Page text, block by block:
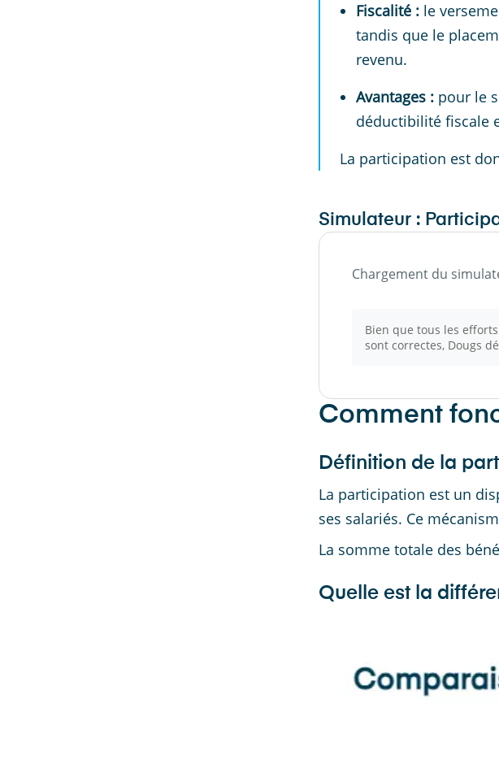
Fiscalité : le
tandis que le
revenu.
Avantages : pour le
déductibilité fiscale
La participation est
Simulateur :
Chargement du
Bien que tous les
sont correctes, Dougs
Comment
Définition de la
La participation est un
ses salariés. Ce
La somme totale des
Quelle est la